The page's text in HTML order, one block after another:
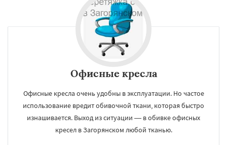
Офисные кресла
Офисные кресла очень удобны в эксплуатации. Но частое
использование вредит обивочной ткани, которая быстро
изнашивается. Выход из ситуации — в обивке офисных
кресел в Загорянском любой тканью.